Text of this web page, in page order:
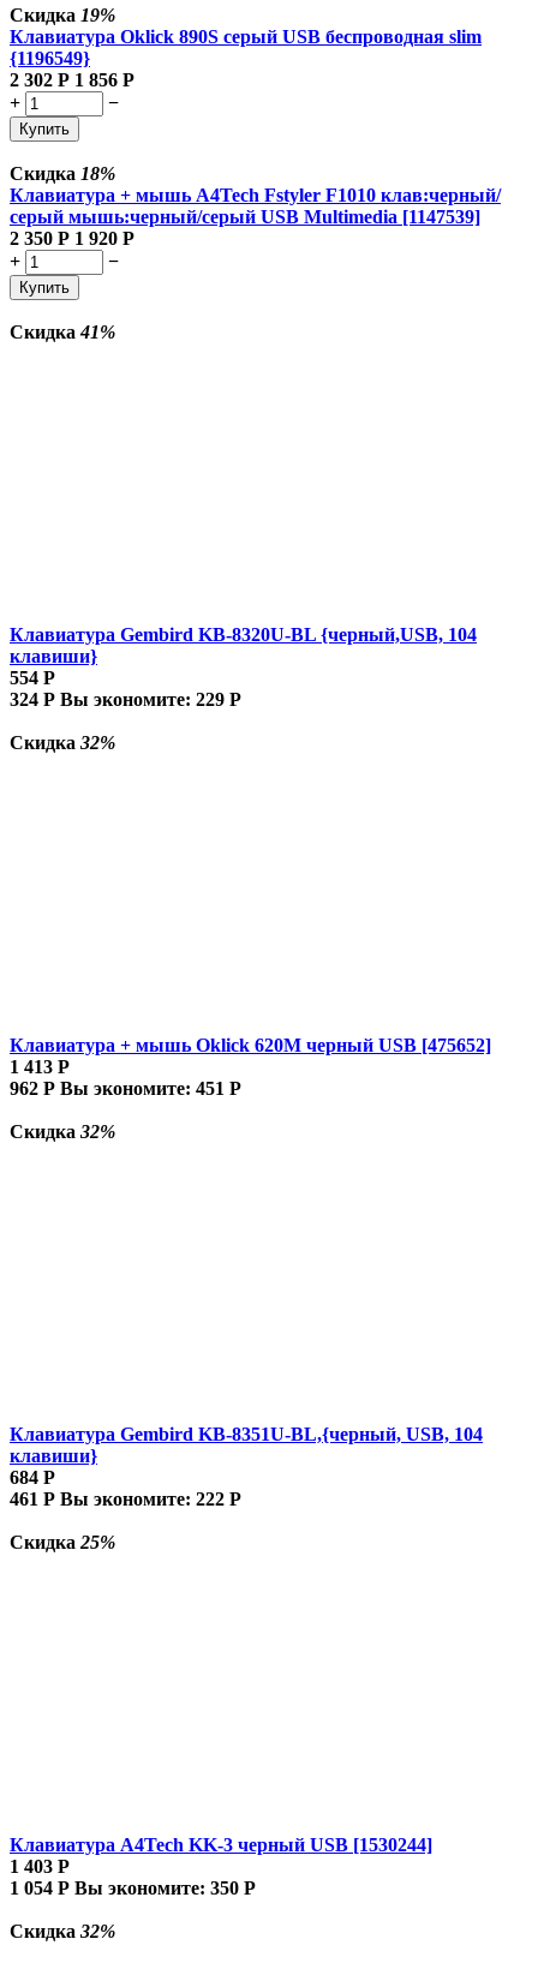
Скидка 19%
Клавиатура Oklick 890S серый USB беспроводная slim
{1196549}
2 302 Р 1 856 Р
+
−
Купить
Скидка 18%
Клавиатура + мышь A4Tech Fstyler F1010 клав:черный/
серый мышь:черный/серый USB Multimedia [1147539]
2 350 Р 1 920 Р
+
−
Купить
Скидка41%
Клавиатура Gembird KB-8320U-BL {черный,USB, 104
клавиши}
554 Р
324 Р Вы экономите: 229 Р
Скидка 32%
Клавиатура + мышь Oklick 620M черный USB [475652]
1 413 Р
962 Р Вы экономите: 451 Р
Скидка 32%
Клавиатура Gembird KB-8351U-BL,{черный, USB, 104
клавиши}
684 Р
461 Р Вы экономите: 222 Р
Скидка 25%
Клавиатура A4Tech KK-3 черный USB [1530244]
1 403 Р
1 054 Р Вы экономите: 350 Р
Скидка 32%